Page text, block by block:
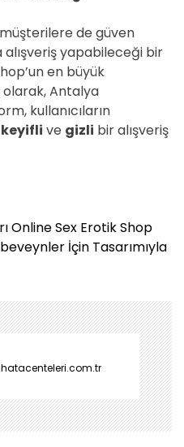
de güven
yapabileceği bir
en büyük
olarak, Antalya
kullanıcıların
keyifli ve gizli bir alışveriş
Online Sex Erotik Shop
İçin Tasarımıyla